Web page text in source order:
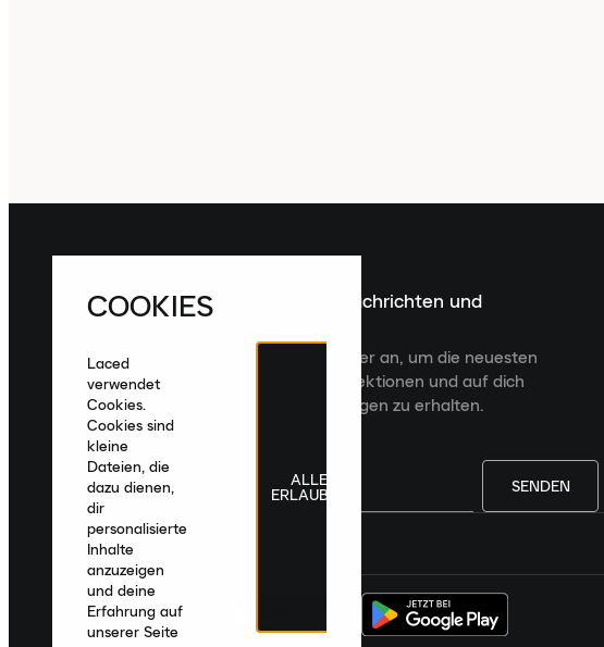
Melde dich für die neuesten Nachrichten und
Veröffentlichungen an
Melde dich für den Laced Newsletter an, um die neuesten
Veröffentlichungen, kuratierte Kollektionen und auf dich
zugeschnittene Produktempfehlungen zu erhalten.
SENDEN
COOKIES
Laced
verwendet
Cookies.
Cookies sind
kleine
Dateien, die
dazu dienen,
dir
personalisierte
Inhalte
anzuzeigen
und deine
Erfahrung auf
unserer Seite
ALLE
ERLAUBEN